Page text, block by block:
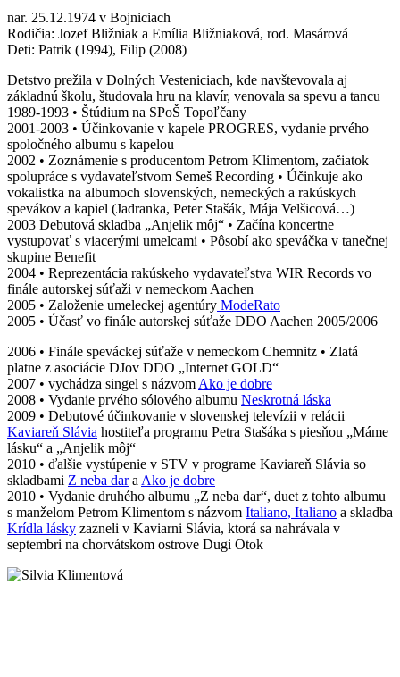
nar. 25.12.1974 v Bojniciach
Rodičia: Jozef Bližniak a Emília Bližniaková, rod. Masárová
Deti: Patrik (1994), Filip (2008)
Detstvo prežila v Dolných Vesteniciach, kde navštevovala aj
základnú školu, študovala hru na klavír, venovala sa spevu a tancu
1989-1993 • Štúdium na SPoŠ Topoľčany
2001-2003 • Účinkovanie v kapele PROGRES, vydanie prvého
spoločného albumu s kapelou
2002 • Zoznámenie s producentom Petrom Klimentom, začiatok
spolupráce s vydavateľstvom Semeš Recording • Účinkuje ako
vokalistka na albumoch slovenských, nemeckých a rakúskych
spevákov a kapiel (Jadranka, Peter Stašák, Mája Velšicová…)
2003 Debutová skladba „Anjelik môj“ • Začína koncertne
vystupovať s viacerými umelcami • Pôsobí ako speváčka v tanečnej
skupine Benefit
2004 • Reprezentácia rakúskeho vydavateľstva WIR Records vo
finále autorskej súťaži v nemeckom Aachen
2005 • Založenie umeleckej agentúry ModeRato
2005 • Účasť vo finále autorskej súťaže DDO Aachen 2005/2006
2006 • Finále speváckej súťaže v nemeckom Chemnitz • Zlatá
platne z asociácie DJov DDO „Internet GOLD“
2007 • vychádza singel s názvom Ako je dobre
2008 • Vydanie prvého sólového albumu Neskrotná láska
2009 • Debutové účinkovanie v slovenskej televízii v relácii
Kaviareň Slávia hostiteľa programu Petra Stašáka s piesňou „Máme
lásku“ a „Anjelik môj“
2010 • ďalšie vystúpenie v STV v programe Kaviareň Slávia so
skladbami Z neba dara Ako je dobre
2010 • Vydanie druhého albumu „Z neba dar“, duet z tohto albumu
s manželom Petrom Klimentom s názvom Italiano, Italiano a skladba
Krídla lásky zazneli v Kaviarni Slávia, ktorá sa nahrávala v
septembri na chorvátskom ostrove Dugi Otok